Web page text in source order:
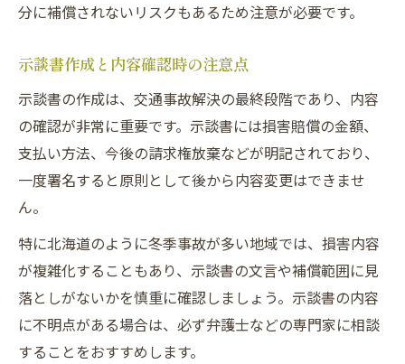
分に補償されないリスクもあるため注意が必要です。
示談書作成と内容確認時の注意点
示談書の作成は、交通事故解決の最終段階であり、内容
の確認が非常に重要です。示談書には損害賠償の金額、
支払い方法、今後の請求権放棄などが明記されており、
一度署名すると原則として後から内容変更はできませ
ん。
特に北海道のように冬季事故が多い地域では、損害内容
が複雑化することもあり、示談書の文言や補償範囲に見
落としがないかを慎重に確認しましょう。示談書の内容
に不明点がある場合は、必ず弁護士などの専門家に相談
することをおすすめします。